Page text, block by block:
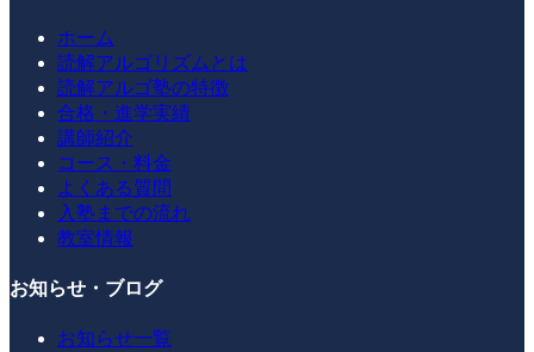
ホーム
読解アルゴリズムとは
読解アルゴ塾の特徴
合格・進学実績
講師紹介
コース・料金
よくある質問
入塾までの流れ
教室情報
お知らせ・ブログ
お知らせ一覧